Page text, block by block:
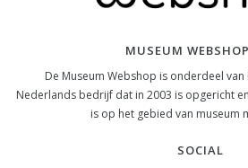
MUSEUM
De Museum Webshop is onderdeel van
Nederlands bedrijf dat in 2003 is opgericht
is op het gebied van museum
SOCIAL